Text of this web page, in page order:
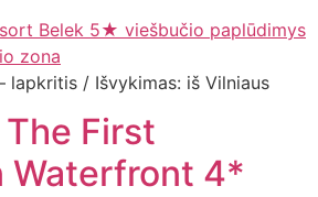
lapkritis / Išvykimas: iš Vilniaus
First
Waterfront 4*